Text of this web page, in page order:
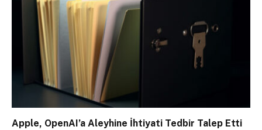
Apple, OpenAI’a Aleyhine İhtiyati Tedbir Talep Etti